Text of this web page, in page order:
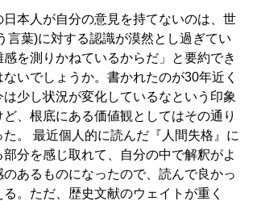
日本人が自分の意見を持てないのは、世
言葉)に対する認識が漠然とし過ぎてい
感を測りかねているからだ」と要約でき
ないでしょうか。書かれたのが30年近く
は少し状況が変化しているなという印象
ど、根底にある価値観としてはその通り
た。 最近個人的に読んだ『人間失格』に
部分を感じ取れて、自分の中で解釈がよ
のあるものになったので、読んで良かっ
る。ただ、歴史文献のウェイトが重く